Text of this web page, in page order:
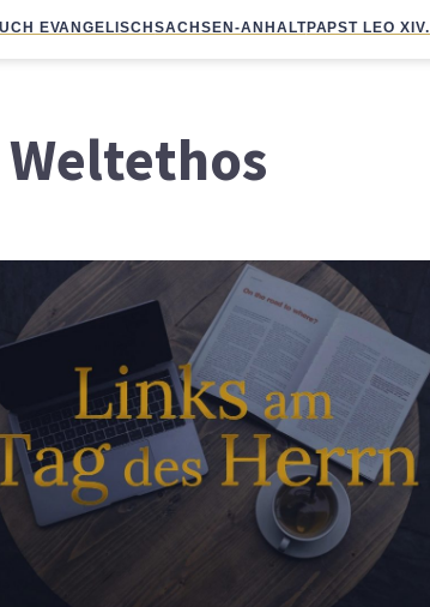
EVANGELISCHSACHSEN-ANHALTPAPST LEO XIV.
Weltethos